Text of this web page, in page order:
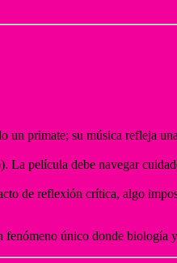
un primate; su música refleja
La película debe navegar
de reflexión crítica, algo
único donde biología